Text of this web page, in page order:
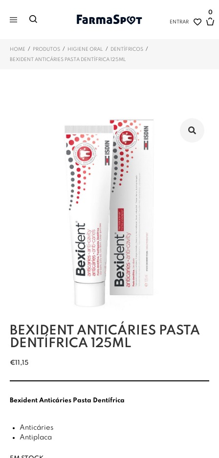
ENTRAR
0
HOME / PRODUTOS / HIGIENE ORAL / DENTÍFRICOS /
BEXIDENT ANTICÁRIES PASTA DENTÍFRICA 125ML
BEXIDENT ANTICÁRIES PASTA
DENTÍFRICA 125ML
€11,15
Bexident Anticáries Pasta Dentífrica
Anticáries
Antiplaca